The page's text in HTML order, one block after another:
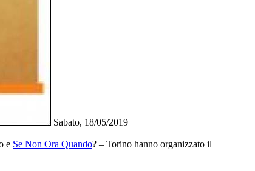
Sabato, 18/05/2019
e Se Non Ora Quando? – Torino hanno organizzato il